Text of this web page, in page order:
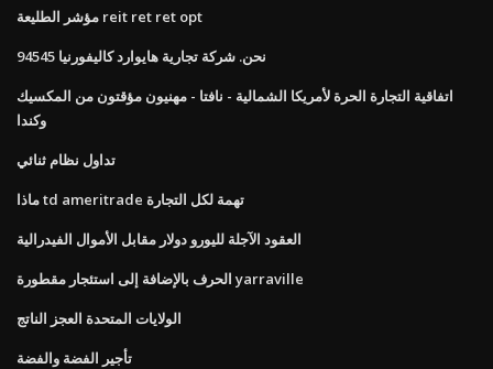
مؤشر الطليعة reit ret ret opt
نحن. شركة تجارية هايوارد كاليفورنيا 94545
اتفاقية التجارة الحرة لأمريكا الشمالية - نافتا - مهنيون مؤقتون من المكسيك
وكندا
تداول نظام ثنائي
ماذا td ameritrade تهمة لكل التجارة
العقود الآجلة لليورو دولار مقابل الأموال الفيدرالية
الحرف بالإضافة إلى استئجار مقطورة yarraville
الولايات المتحدة العجز الناتج
تأجير الفضة والفضة